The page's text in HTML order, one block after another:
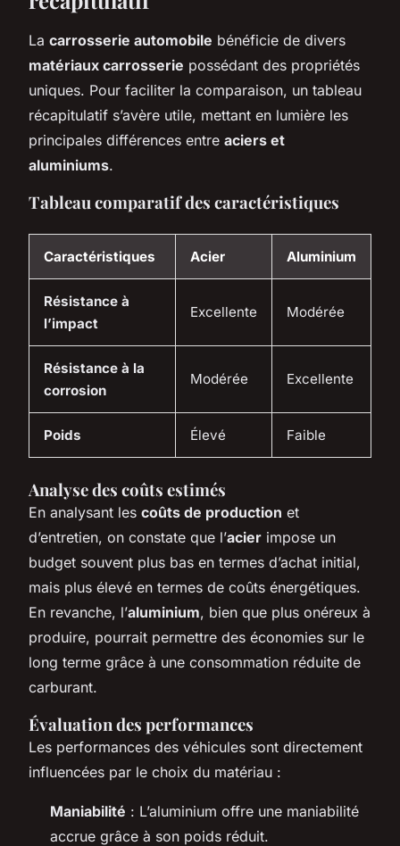
La carrosserie automobile bénéficie de divers
matériaux carrosserie possédant des propriétés
uniques. Pour faciliter la comparaison, un tableau
récapitulatif s’avère utile, mettant en lumière les
principales différences entre aciers et
aluminiums.
Tableau comparatif des caractéristiques
Caractéristiques Acier Aluminium
Résistance à
l’impact
Excellente Modérée
Résistance à la
corrosion
Modérée Excellente
Poids Élevé Faible
Analyse des coûts estimés
En analysant les coûts de production et
d’entretien, on constate que l’acier impose un
budget souvent plus bas en termes d’achat initial,
mais plus élevé en termes de coûts énergétiques.
En revanche, l’aluminium, bien que plus onéreux à
produire, pourrait permettre des économies sur le
long terme grâce à une consommation réduite de
carburant.
Évaluation des performances
Les performances des véhicules sont directement
influencées par le choix du matériau :
Maniabilité : L’aluminium offre une maniabilité
accrue grâce à son poids réduit.